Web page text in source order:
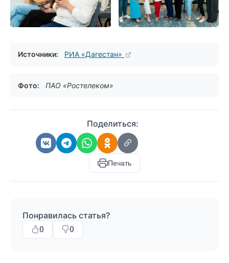
Источники: РИА «Дагестан»
Фото: ПАО «Ростелеком»
Поделиться:
Печать
Понравилась статья?
0 0